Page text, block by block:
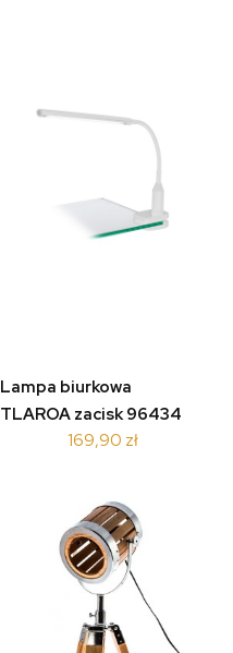
Lampa biurkowa
TLAROA zacisk 96434
169,90 zł